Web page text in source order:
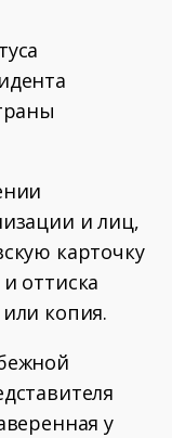
и лиц,
карточку
оттиска
копия.
у